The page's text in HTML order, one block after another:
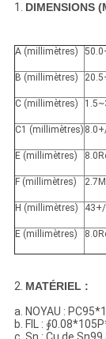
1. DIMENSIONS
A (millimètres)
B (millimètres)
C (millimètres)
C1 (millimètres)
E (millimètres)
F (millimètres)
H (millimètres)
E (millimètres)
2. MATÉRIEL :
a. NOYAU :
b. FIL :